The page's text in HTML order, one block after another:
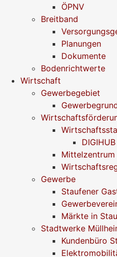
ÖPNV
Breitband
Planungen
Dokumente
Bodenrichtwerte
Wirtschaft
Gewerbegebiet
Gewerbe
Staufener
Märkte in
Stadtwerke
Kundenbüro